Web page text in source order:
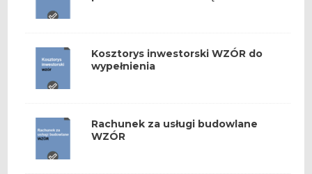
Kosztorys inwestorski WZÓR do
wypełnienia
Rachunek za usługi budowlane
WZÓR